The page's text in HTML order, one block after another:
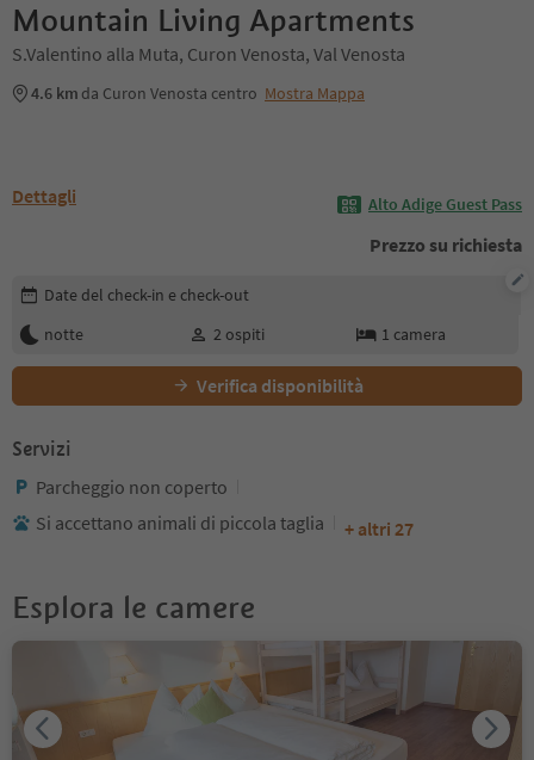
Mountain Living Apartments
S.Valentino alla Muta, Curon Venosta, Val Venosta
4.6 km da Curon Venosta centro Mostra Mappa
Dettagli Alto Adige Guest Pass
Prezzo su richiesta
Modifica i dettagli della prenotazione
Date del check-in e check-out
notte
2 ospiti 1 camera
Verifica disponibilità
Servizi
Parcheggio non coperto
Si accettano animali di piccola taglia
+ altri 27
Esplora le camere